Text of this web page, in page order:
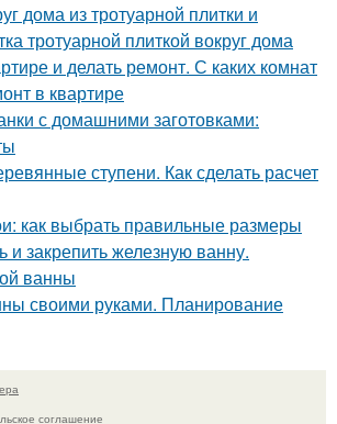
дома из тротуарной плитки и
тротуарной плиткой вокруг дома
и делать ремонт. С каких комнат
в квартире
с домашними заготовками:
ступени. Как сделать расчет
как выбрать правильные размеры
и закрепить железную ванну.
ванны
своими руками. Планирование
соглашение